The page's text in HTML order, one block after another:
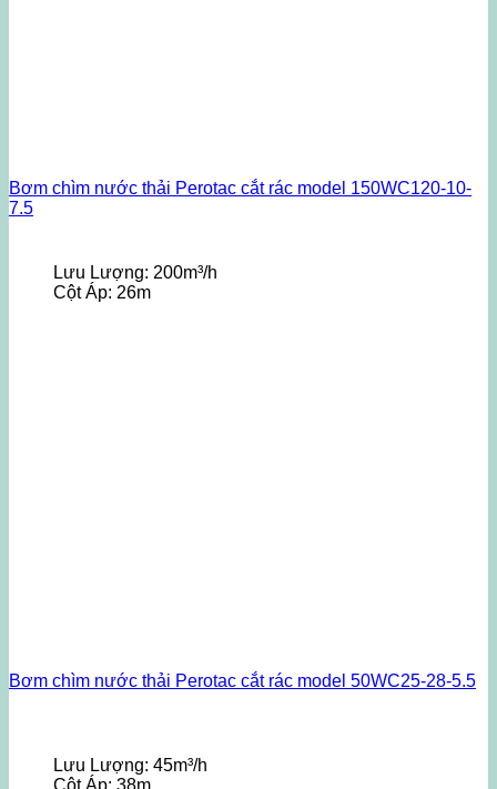
Bơm chìm nước thải Perotac cắt rác model 150WC120-10-
7.5
Lưu Lượng: 200m³/h
Cột Áp: 26m
Bơm chìm nước thải Perotac cắt rác model 50WC25-28-5.5
Lưu Lượng: 45m³/h